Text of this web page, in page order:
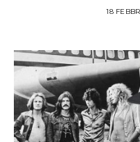
18